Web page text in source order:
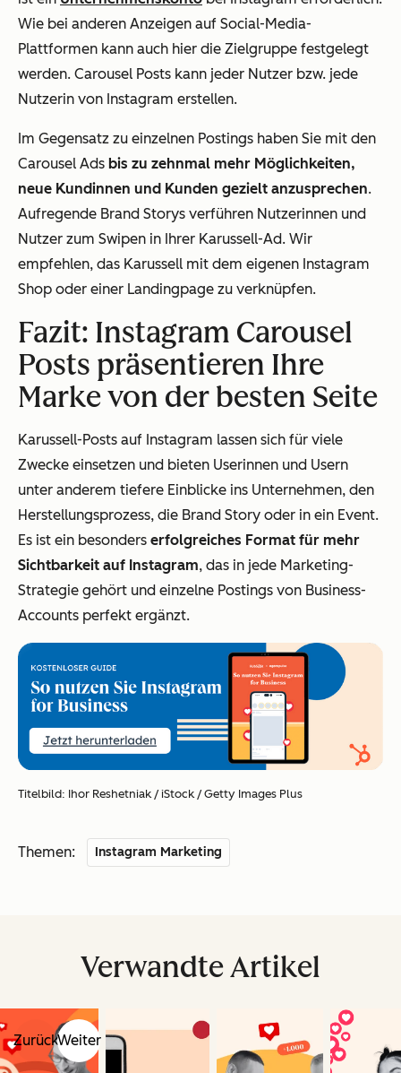
Wie bei anderen Anzeigen auf Social-Media-
Plattformen kann auch hier die Zielgruppe festgelegt
werden. Carousel Posts kann jeder Nutzer bzw. jede
Nutzerin von Instagram erstellen.
Im Gegensatz zu einzelnen Postings haben Sie mit den
Carousel Ads bis zu zehnmal mehr Möglichkeiten,
neue Kundinnen und Kunden gezielt anzusprechen.
Aufregende Brand Storys verführen Nutzerinnen und
Nutzer zum Swipen in Ihrer Karussell-Ad. Wir
empfehlen, das Karussell mit dem eigenen Instagram
Shop oder einer Landingpage zu verknüpfen.
Fazit: Instagram Carousel
Posts präsentieren Ihre
Marke von der besten Seite
Karussell-Posts auf Instagram lassen sich für viele
Zwecke einsetzen und bieten Userinnen und Usern
unter anderem tiefere Einblicke ins Unternehmen, den
Herstellungsprozess, die Brand Story oder in ein Event.
Es ist ein besonders erfolgreiches Format für mehr
Sichtbarkeit auf Instagram, das in jede Marketing-
Strategie gehört und einzelne Postings von Business-
Accounts perfekt ergänzt.
Titelbild: Ihor Reshetniak / iStock / Getty Images Plus
Themen: Instagram Marketing
Verwandte Artikel
ZurückWeiter